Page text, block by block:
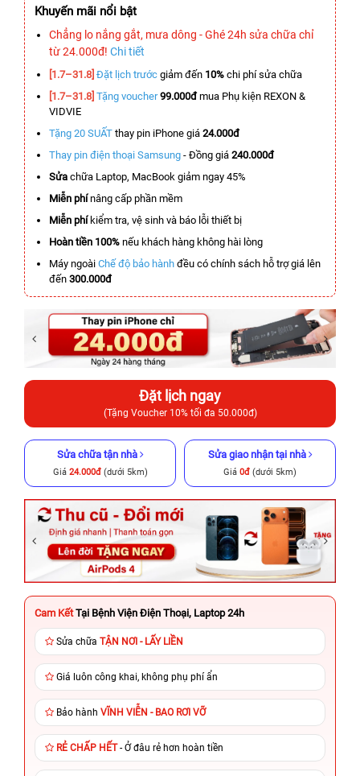
Khuyến mãi nổi bật
Chẳng lo nắng gắt, mưa dông - Ghé 24h sửa chữa chỉ
từ 24.000đ! Chi tiết
[1.7–31.8] Đặt lịch trước giảm đến 10% chi phí sửa chữa
[1.7–31.8] Tặng voucher 99.000đmua Phụ kiện REXON &
VIDVIE
Tặng 20 SUẤT thay pin iPhone giá 24.000đ
Thay pin điện thoại Samsung - Đồng giá 240.000đ
Sửa chữa Laptop, MacBook giảm ngay 45%
Miễn phínâng cấp phần mềm
Miễn phíkiểm tra, vệ sinh và báo lỗi thiết bị
Hoàn tiền 100% nếu khách hàng không hài lòng
Máy ngoài Chế độ bảo hành đều có chính sách hỗ trợ giá lên
đến 300.000đ
Đặt lịch ngay
(Tặng Voucher 10% tối đa 50.000đ)
Sửa chữa tận nhà
Giá 24.000đ(dưới 5km)
Sửa giao nhận tại nhà
Giá 0đ (dưới 5km)
Cam Kết Tại Bệnh Viện Điện Thoại, Laptop 24h
Sửa chữa TẬN NƠI - LẤY LIỀN
Giá luôn công khai, không phụ phí ẩn
Bảo hành VĨNH VIỄN - BAO RƠI VỠ
RẺ CHẤP HẾT- Ở đâu rẻ hơn hoàn tiền